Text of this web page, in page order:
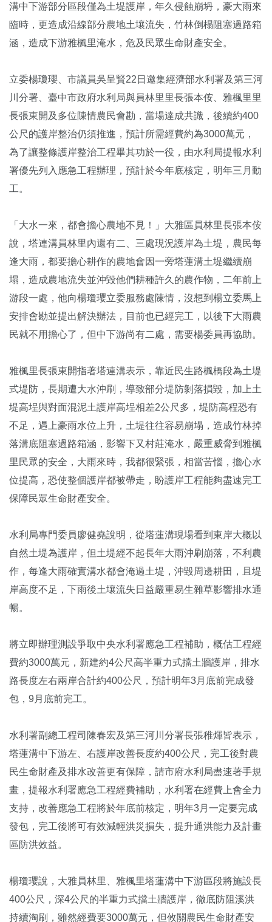
溝中下游部分區段僅為土堤護岸，年久侵蝕崩坍，豪大雨來
臨時，更造成沿線部分農地土壤流失，竹林倒榻阻塞過路箱
涵，造成下游雅楓里淹水，危及民眾生命財產安全。
立委楊瓊瓔、市議員吳呈賢22日邀集經濟部水利署及第三河
川分署、臺中市政府水利局與員林里里長張本侒、雅楓里里
長張東開及多位陳情農民會勘，當場達成共識，後續約400
公尺的護岸整治仍須推進，預計所需經費約為3000萬元，
為了讓整條護岸整治工程畢其功於一役，由水利局提報水利
署優先列入應急工程辦理，預計於今年底核定，明年三月動
工。
「大水一來，都會擔心農地不見！」大雅區員林里長張本侒
說，塔連溝員林里內還有二、三處現況護岸為土堤，農民每
逢大雨，都要擔心耕作的農地會因一旁塔蓮溝土堤繼續崩
塌，造成農地流失並沖毀他們耕種許久的農作物，二年前上
游段一處，他向楊瓊瓔立委服務處陳情，沒想到楊立委馬上
安排會勘並提出解決辦法，目前也已經完工，以後下大雨農
民就不用擔心了，但中下游尚有二處，需要楊委員再協助。
雅楓里長張東開指著塔連溝表示，靠近民生路楓橋段為土堤
式堤防，長期遭大水沖刷，導致部分堤防剝落損毀，加上土
堤高埕與對面混泥土護岸高埕相差2公尺多，堤防高程恐有
不足，遇上豪雨水位上升，土堤往往容易崩塌，造成竹林掉
落溝底阻塞過路箱涵，影響下又村莊淹水，嚴重威脅到雅楓
里民眾的安全，大雨來時，我都很緊張，相當苦惱，擔心水
位提高，恐使整個護岸都被帶走，盼護岸工程能夠盡速完工
保障民眾生命財產安全。
水利局專門委員廖健堯說明，從塔蓮溝現場看到東岸大概以
自然土堤為護岸，但土堤經不起長年大雨沖刷崩落，不利農
作，每逢大雨確實溝水都會淹過土堤，沖毀周邊耕田，且堤
岸高度不足，下雨後土壤流失日益嚴重易生雜草影響排水通
暢。
將立即辦理測設爭取中央水利署應急工程補助，概估工程經
費約3000萬元，新建約4公尺高半重力式擋土牆護岸，排水
路長度左右兩岸合計約400公尺，預計明年3月底前完成發
包，9月底前完工。
水利署副總工程司陳春宏及第三河川分署長張稚煇皆表示，
塔蓮溝中下游左、右護岸改善長度約400公尺，完工後對農
民生命財產及排水改善更有保障，請市府水利局盡速著手規
畫，提報水利署應急工程經費補助，水利署在經費上會全力
支持，改善應急工程將於年底前核定，明年3月一定要完成
發包，完工後將可有效減輕洪災損失，提升通洪能力及計畫
區防洪效益。
楊瓊瓔說，大雅員林里、雅楓里塔蓮溝中下游區段將施設長
400公尺，深4公尺的半重力式擋土牆護岸，徹底防阻溪洪
持續淘刷，雖然經費要3000萬元，但攸關農民生命財產安